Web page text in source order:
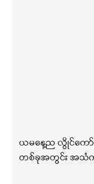
ယမနေ့ည လွိုင်ကော်မ
တစ်ခုအတွင်း အသံက